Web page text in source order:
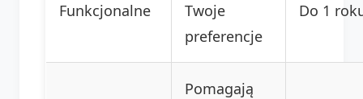
Funkcjonalne
Twoje
preferencje
Do 1
Pomagają